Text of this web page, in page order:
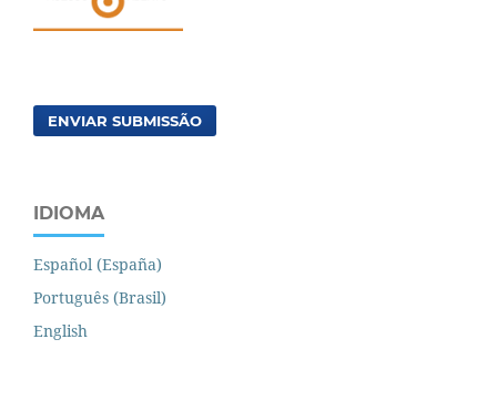
ENVIAR SUBMISSÃO
IDIOMA
Español (España)
Português (Brasil)
English